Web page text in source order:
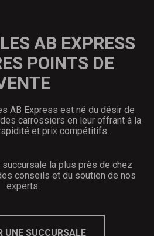
AB EXPRESS
POINTS DE
AB Express est né du désir de
carrossiers en leur offrant à la
et prix compétitifs.
la plus près de chez
conseils et du soutien de nos
experts.
UNE SUCCURSALE